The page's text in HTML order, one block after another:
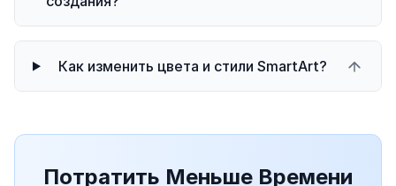
Как изменить цвета и стили SmartArt?
Потратить Меньше Времени